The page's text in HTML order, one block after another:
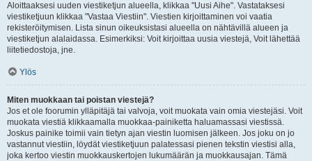
Aloittaaksesi uuden viestiketjun alueella, klikkaa "Uusi Aihe". Vastataksesi
viestiketjuun klikkaa "Vastaa Viestiin". Viestien kirjoittaminen voi vaatia
rekisteröitymisen. Lista sinun oikeuksistasi alueella on nähtävillä alueen ja
viestiketjun alalaidassa. Esimerkiksi: Voit kirjoittaa uusia viestejä, Voit lähettää
liitetiedostoja, jne.
Ylös
Miten muokkaan tai poistan viestejä?
Jos et ole foorumin ylläpitäjä tai valvoja, voit muokata vain omia viestejäsi. Voit
muokata viestiä klikkaamalla muokkaa-painiketta haluamassasi viestissä.
Joskus painike toimii vain tietyn ajan viestin luomisen jälkeen. Jos joku on jo
vastannut viestiin, löydät viestiketjuun palatessasi pienen tekstin viestisi alla,
joka kertoo viestin muokkauskertojen lukumäärän ja muokkausajan. Tämä